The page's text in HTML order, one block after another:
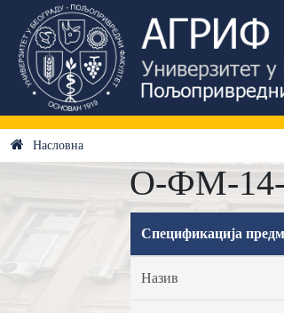
Насловна
О-ФМ-14-
Спецификација
Назив